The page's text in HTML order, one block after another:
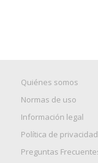
Quiénes somos
Normas de uso
Información legal
Política de privacidad
Preguntas